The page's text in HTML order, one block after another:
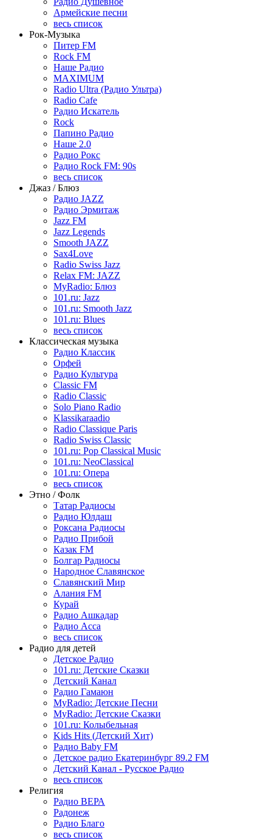
Армейские песни
весь список
Рок-Музыка
Питер FM
Rock FM
Наше Радио
MAXIMUM
Radio Ultra (Радио Ультра)
Radio Cafe
Радио Искатель
Rock
Папино Радио
Наше 2.0
Радио Рокс
Радио Rock FM: 90s
весь список
Джаз / Блюз
Радио JAZZ
Радио Эрмитаж
Jazz FM
Jazz Legends
Smooth JAZZ
Sax4Love
Radio Swiss Jazz
Relax FM: JAZZ
MyRadio: Блюз
101.ru: Jazz
101.ru: Smooth Jazz
101.ru: Blues
весь список
Классическая музыка
Радио Классик
Орфей
Радио Культура
Classic FM
Radio Classic
Solo Piano Radio
Klassikaraadio
Radio Classique Paris
Radio Swiss Classic
101.ru: Pop Classical Music
101.ru: NeoClassical
101.ru: Опера
весь список
Этно / Фолк
Татар Радиосы
Радио Юлдаш
Роксана Радиосы
Радио Прибой
Казак FM
Болгар Радиосы
Народное Славянское
Славянский Мир
Алания FM
Курай
Радио Ашкадар
Радио Асса
весь список
Радио для детей
Детское Радио
101.ru: Детские Сказки
Детский Канал
Радио Гамаюн
MyRadio: Детские Песни
MyRadio: Детские Сказки
101.ru: Колыбельная
Kids Hits (Детский Хит)
Радио Baby FM
Детское радио Екатеринбург 89.2 FM
Детский Канал - Русское Радио
весь список
Религия
Радио ВЕРА
Радонеж
Радио Благо
весь список